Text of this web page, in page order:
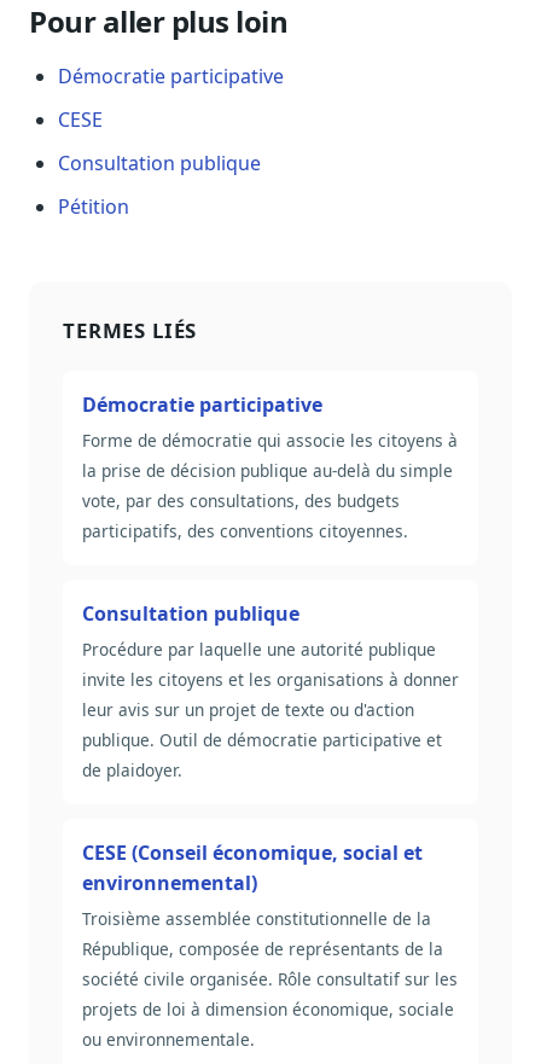
Pour aller plus loin
Démocratie participative
CESE
Consultation publique
Pétition
TERMES LIÉS
Démocratie participative
Forme de démocratie qui associe les citoyens à
la prise de décision publique au-delà du simple
vote, par des consultations, des budgets
participatifs, des conventions citoyennes.
Consultation publique
Procédure par laquelle une autorité publique
invite les citoyens et les organisations à donner
leur avis sur un projet de texte ou d'action
publique. Outil de démocratie participative et
de plaidoyer.
CESE (Conseil économique, social et
environnemental)
Troisième assemblée constitutionnelle de la
République, composée de représentants de la
société civile organisée. Rôle consultatif sur les
projets de loi à dimension économique, sociale
ou environnementale.